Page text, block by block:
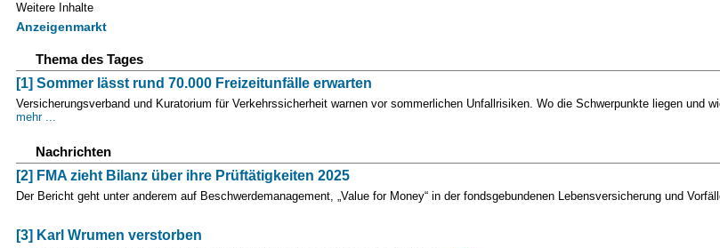
Weitere Inhalte
Anzeigenmarkt
Thema des Tages
[1] Sommer lässt rund 70.000 Freizeitunfälle erwarten
Versicherungsverband und Kuratorium für Verkehrssicherheit warnen vor sommerlichen Unfallrisiken. Wo die Schwerpunkte liegen und
mehr ...
Nachrichten
[2] FMA zieht Bilanz über ihre Prüftätigkeiten 2025
Der Bericht geht unter anderem auf Beschwerdemanagement, „Value for Money“ in der fondsgebundenen Lebensversicherung und
[3] Karl Wrumen verstorben